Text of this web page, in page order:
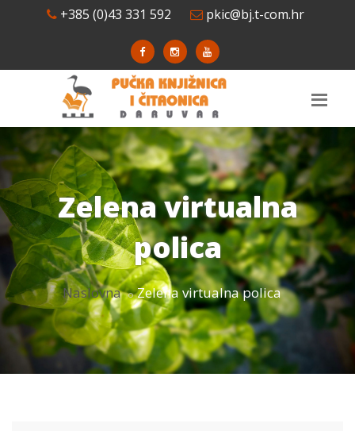
+385 (0)43 331 592 pkic@bj.t-com.hr
Zelena virtualna
polica
Naslovna Zelena virtualna polica